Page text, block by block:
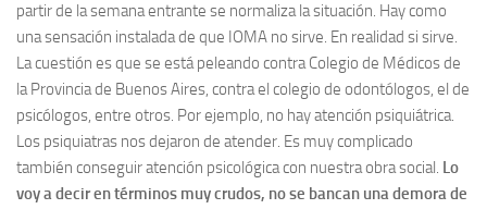
partir de la semana entrante se normaliza la situación. Hay como
una sensación instalada de que IOMA no sirve. En realidad si sirve.
La cuestión es que se está peleando contra Colegio de Médicos de
la Provincia de Buenos Aires, contra el colegio de odontólogos, el de
psicólogos, entre otros. Por ejemplo, no hay atención psiquiátrica.
Los psiquiatras nos dejaron de atender. Es muy complicado
también conseguir atención psicológica con nuestra obra social. Lo
voy a decir en términos muy crudos, no se bancan una demora de